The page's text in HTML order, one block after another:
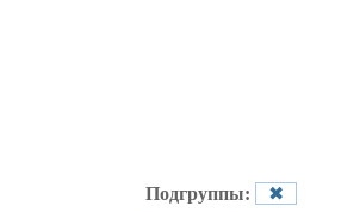
Подгруппы: ✖